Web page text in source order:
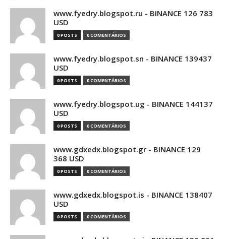
www.fyedry.blogspot.ru - BINANCE 126 783
USD
0 POSTS 0 COMENTÁRIOS
www.fyedry.blogspot.sn - BINANCE 139437
USD
0 POSTS 0 COMENTÁRIOS
www.fyedry.blogspot.ug - BINANCE 144137
USD
0 POSTS 0 COMENTÁRIOS
www.gdxedx.blogspot.gr - BINANCE 129
368 USD
0 POSTS 0 COMENTÁRIOS
www.gdxedx.blogspot.is - BINANCE 138407
USD
0 POSTS 0 COMENTÁRIOS